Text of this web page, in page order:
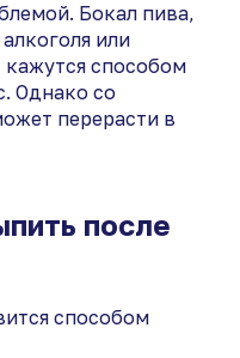
Бокал пива,
или
способом
Однако со
перерасти в
после
способом